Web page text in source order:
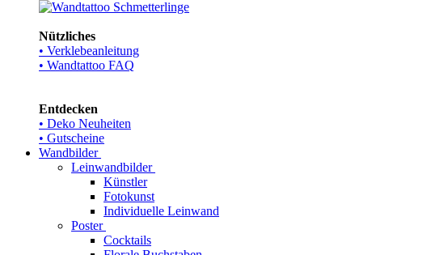
Nützliches
• Verklebeanleitung
• Wandtattoo FAQ
Entdecken
• Deko Neuheiten
• Gutscheine
Wandbilder
Leinwandbilder
Künstler
Fotokunst
Individuelle Leinwand
Poster
Cocktails